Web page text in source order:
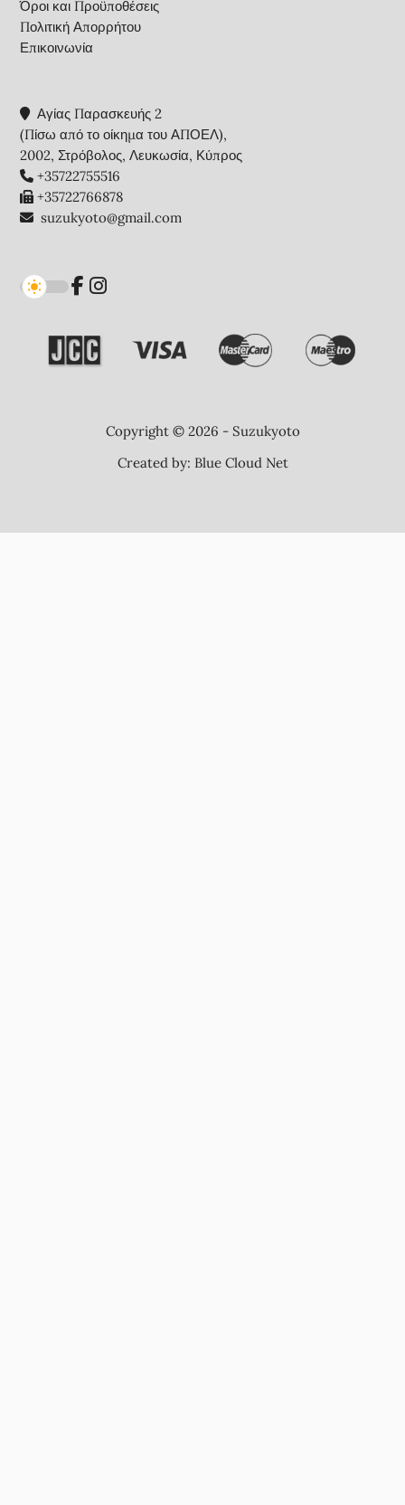
Όροι και Προϋποθέσεις
Πολιτική Απορρήτου
Επικοινωνία
Αγίας Παρασκευής 2
(Πίσω από το οίκημα του ΑΠΟΕΛ),
2002, Στρόβολος, Λευκωσία, Κύπρος
+35722755516
+35722766878
suzukyoto@gmail.com
Copyright © 2026 - Suzukyoto
Created by: Blue Cloud Net